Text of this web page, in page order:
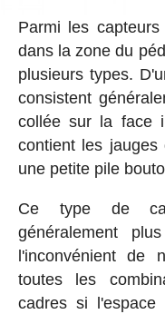
Parmi les
dans la zone du
plusieurs types.
consistent
collée sur la face
contient les jauges
une petite pile
Ce type de
généralement
l'inconvénient de
toutes les
cadres si